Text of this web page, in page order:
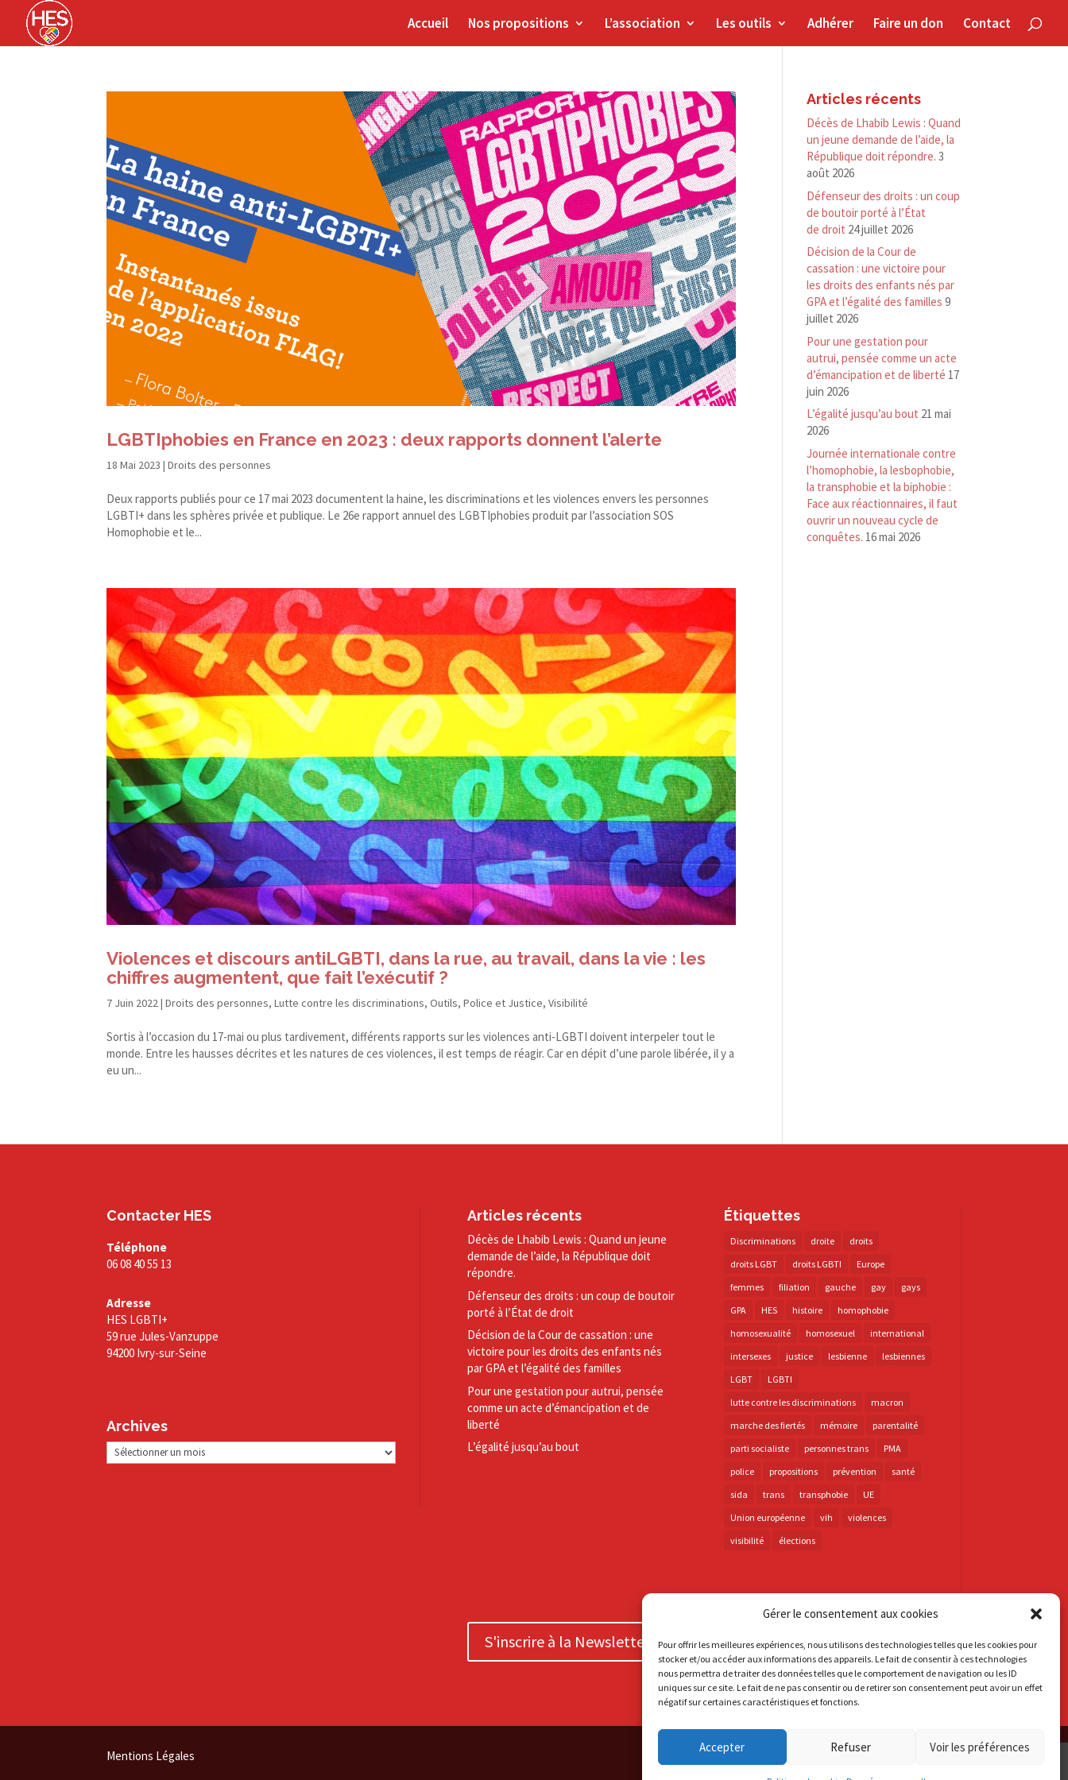
Gérer le consentement aux cookies
Pour offrir les meilleures expériences, nous utilisons des technologies telles que les cookies pour
stocker et/ou accéder aux informations des appareils. Le fait de consentir à ces technologies
nous permettra de traiter des données telles que le comportement de navigation ou les ID
uniques sur ce site. Le fait de ne pas consentir ou de retirer son consentement peut avoir un effet
négatif sur certaines caractéristiques et fonctions.
Accepter Refuser Voir les préférences
Accueil Nos propositions L’association Les outils Adhérer Faire un don Contact
LGBTIphobies en France en 2023 : deux rapports donnent l’alerte
18 Mai 2023 |Droits des personnes
Deux rapports publiés pour ce 17 mai 2023 documentent la haine, les discriminations et les violences envers les personnes
LGBTI+ dans les sphères privée et publique. Le 26e rapport annuel des LGBTIphobies produit par l’association SOS
Homophobie et le...
Violences et discours antiLGBTI, dans la rue, au travail, dans la vie : les
chiffres augmentent, que fait l’exécutif ?
7 Juin 2022|Droits des personnes,Lutte contre les discriminations,Outils,Police et Justice,Visibilité
Sortis à l’occasion du 17-​mai ou plus tardivement, différents rapports sur les violences anti-​LGBTI doivent interpeler tout le
monde. Entre les hausses décrites et les natures de ces violences, il est temps de réagir. Car en dépit d’une parole libérée, il y a
eu un...
Articles récents
Décès de Lhabib Lewis : Quand
un jeune demande de l’aide, la
République doit répondre. 3
août 2026
Défenseur des droits : un coup
de boutoir porté à l’État
de droit 24 juillet 2026
Décision de la Cour de
cassation : une victoire pour
les droits des enfants nés par
GPA et l’égalité des familles 9
juillet 2026
Pour une gestation pour
autrui, pensée comme un acte
d’émancipation et de liberté 17
juin 2026
L’égalité jusqu’au bout 21 mai
2026
Journée internationale contre
l’homophobie, la lesbophobie,
la transphobie et la biphobie :
Face aux réactionnaires, il faut
ouvrir un nouveau cycle de
conquêtes. 16 mai 2026
Contacter HES
Téléphone
06 08 40 55 13
Adresse
HES LGBTI+
59 rue Jules-Vanzuppe
94200 Ivry-sur-Seine
Archives
Archives
Articles récents
Décès de Lhabib Lewis : Quand un jeune
demande de l’aide, la République doit
répondre.
Défenseur des droits : un coup de boutoir
porté à l’État de droit
Décision de la Cour de cassation : une
victoire pour les droits des enfants nés
par GPA et l’égalité des familles
Pour une gestation pour autrui, pensée
comme un acte d’émancipation et de
liberté
L’égalité jusqu’au bout
Étiquettes
Discriminations droite
droits
droits LGBT
droits LGBTI
Europe
femmes
filiation gauche gay
gays
GPA
HES histoire
homophobie
homosexualité
homosexuel
international
intersexes
justice lesbienne
lesbiennes
LGBT
LGBTI
lutte contre les discriminations
macron
marche des fiertés
mémoire
parentalité
parti socialiste
personnes trans
PMA
police
propositions prévention
santé
sida
trans transphobie
UE
Union européenne
vih
violences
visibilité
élections
S'inscrire à la Newsletter
Mentions Légales